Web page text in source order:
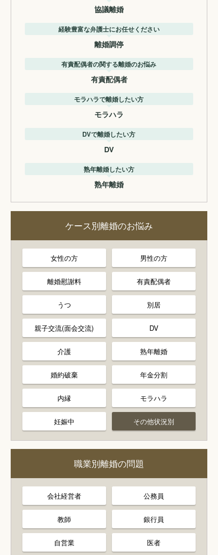
協議離婚
経験豊富な弁護士にお任せください
離婚調停
有責配偶者の関する離婚のお悩み
有責配偶者
モラハラで離婚したい方
モラハラ
DVで離婚したい方
DV
熟年離婚したい方
熟年離婚
ケース別離婚のお悩み
女性の方 男性の方
離婚慰謝料 有責配偶者
うつ 別居
親子交流(面会交流) DV
介護 熟年離婚
婚約破棄 年金分割
内縁 モラハラ
妊娠中 その他状況別
職業別離婚の問題
会社経営者 公務員
教師 銀行員
自営業 医者